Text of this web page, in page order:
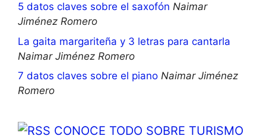
5 datos claves sobre el saxofón Naimar
Jiménez Romero
La gaita margariteña y 3 letras para cantarla
Naimar Jiménez Romero
7 datos claves sobre el piano Naimar Jiménez
Romero
CONOCE TODO SOBRE TURISMO